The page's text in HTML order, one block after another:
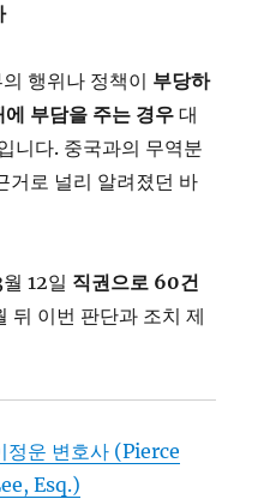
행위나 정책이 부당하
에 부담을 주는 경우 대
니다. 중국과의 무역분
거로 널리 알려졌던 바
12일 직권으로 60건
뒤 이번 판단과 조치 제
정운 변호사 (Pierce
Esq.)